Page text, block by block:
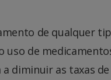
de qualquer
uso de
a diminuir as taxas